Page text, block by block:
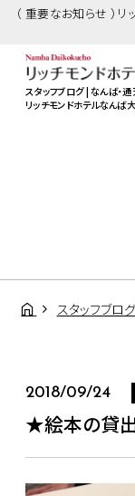
（ 重要なお知らせ ）
スタッフブログ | なんば・
リッチモンドホテルなんば
スタッフブログ
2018/09/24
★絵本の貸